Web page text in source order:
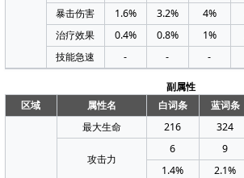
暴击伤害
1.6% 3.2% 4%
治疗效果
0.4% 0.8% 1%
技能急速
- - -
副属性
区域
属性名 白词条 蓝词条
最大生命 216 324
攻击力
6 9
1.4%
2.1%